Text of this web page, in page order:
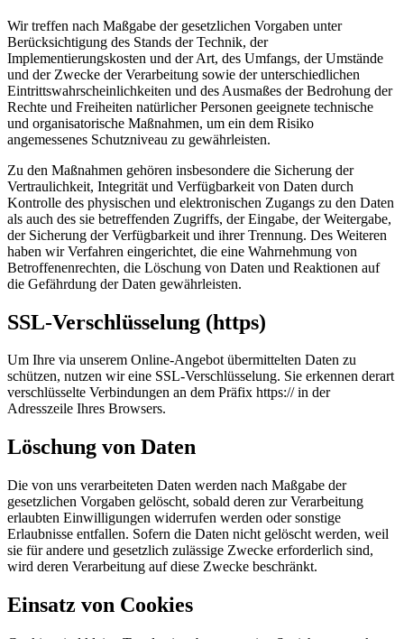
Wir treffen nach Maßgabe der gesetzlichen Vorgaben unter
Berücksichtigung des Stands der Technik, der
Implementierungskosten und der Art, des Umfangs, der Umstände
und der Zwecke der Verarbeitung sowie der unterschiedlichen
Eintrittswahrscheinlichkeiten und des Ausmaßes der Bedrohung der
Rechte und Freiheiten natürlicher Personen geeignete technische
und organisatorische Maßnahmen, um ein dem Risiko
angemessenes Schutzniveau zu gewährleisten.
Zu den Maßnahmen gehören insbesondere die Sicherung der
Vertraulichkeit, Integrität und Verfügbarkeit von Daten durch
Kontrolle des physischen und elektronischen Zugangs zu den Daten
als auch des sie betreffenden Zugriffs, der Eingabe, der Weitergabe,
der Sicherung der Verfügbarkeit und ihrer Trennung. Des Weiteren
haben wir Verfahren eingerichtet, die eine Wahrnehmung von
Betroffenenrechten, die Löschung von Daten und Reaktionen auf
die Gefährdung der Daten gewährleisten.
SSL-Verschlüsselung (https)
Um Ihre via unserem Online-Angebot übermittelten Daten zu
schützen, nutzen wir eine SSL-Verschlüsselung. Sie erkennen derart
verschlüsselte Verbindungen an dem Präfix https:// in der
Adresszeile Ihres Browsers.
Löschung von Daten
Die von uns verarbeiteten Daten werden nach Maßgabe der
gesetzlichen Vorgaben gelöscht, sobald deren zur Verarbeitung
erlaubten Einwilligungen widerrufen werden oder sonstige
Erlaubnisse entfallen. Sofern die Daten nicht gelöscht werden, weil
sie für andere und gesetzlich zulässige Zwecke erforderlich sind,
wird deren Verarbeitung auf diese Zwecke beschränkt.
Einsatz von Cookies